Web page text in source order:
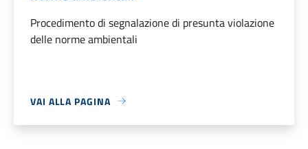
Procedimento di segnalazione di presunta violazione
delle norme ambientali
VAI ALLA PAGINA